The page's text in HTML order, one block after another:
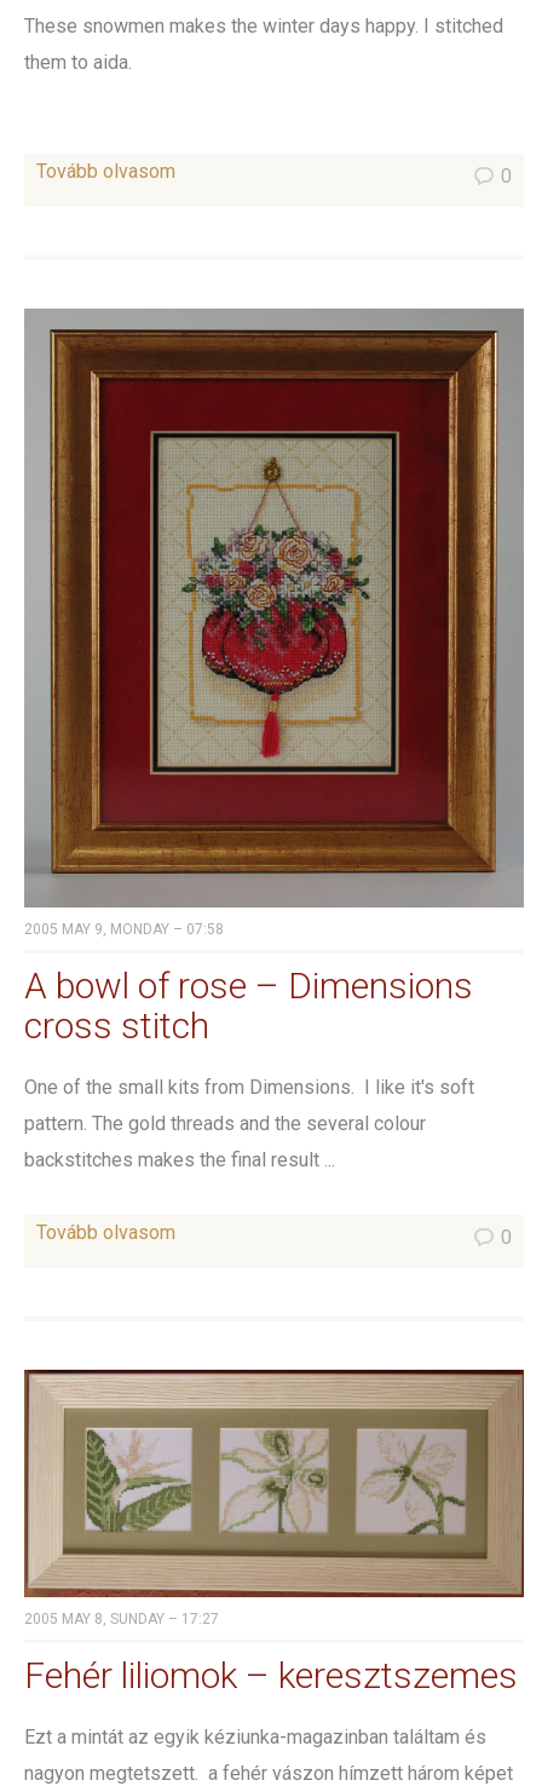
These snowmen makes the winter days happy. I stitched
them to aida.
Tovább olvasom 0
2005 MAY 9, MONDAY – 07:58
A bowl of rose – Dimensions
cross stitch
One of the small kits from Dimensions. I like it's soft
pattern. The gold threads and the several colour
backstitches makes the final result ...
Tovább olvasom 0
2005 MAY 8, SUNDAY – 17:27
Fehér liliomok – keresztszemes
Ezt a mintát az egyik kéziunka-magazinban találtam és
nagyon megtetszett. a fehér vászon hímzett három képet